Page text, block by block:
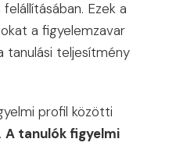
Ezek a
a figyelemzavar
tanulási teljesítmény
profil közötti
A tanulók figyelmi